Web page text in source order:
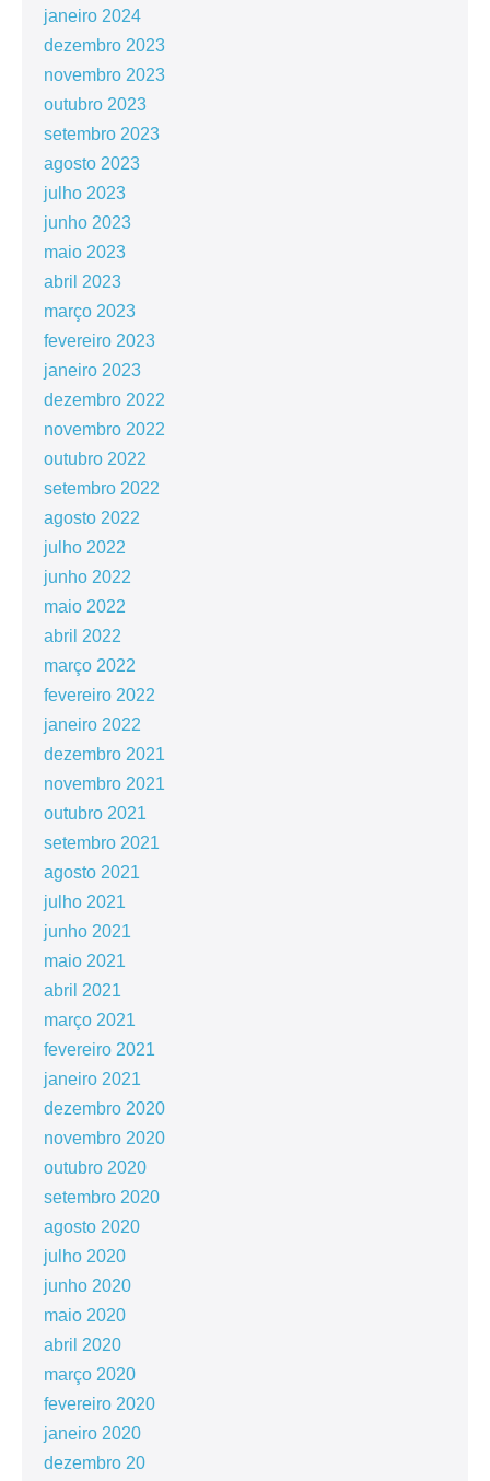
janeiro 2024
dezembro 2023
novembro 2023
outubro 2023
setembro 2023
agosto 2023
julho 2023
junho 2023
maio 2023
abril 2023
março 2023
fevereiro 2023
janeiro 2023
dezembro 2022
novembro 2022
outubro 2022
setembro 2022
agosto 2022
julho 2022
junho 2022
maio 2022
abril 2022
março 2022
fevereiro 2022
janeiro 2022
dezembro 2021
novembro 2021
outubro 2021
setembro 2021
agosto 2021
julho 2021
junho 2021
maio 2021
abril 2021
março 2021
fevereiro 2021
janeiro 2021
dezembro 2020
novembro 2020
outubro 2020
setembro 2020
agosto 2020
julho 2020
junho 2020
maio 2020
abril 2020
março 2020
fevereiro 2020
janeiro 2020
dezembro 20